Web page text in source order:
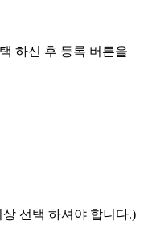
하신 후 등록 버튼을
선택 하셔야 합니다.)